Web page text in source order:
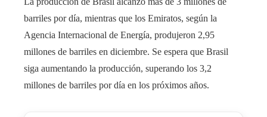
barriles por día, mientras que los Emiratos, según la
Agencia Internacional de Energía, produjeron 2,95
millones de barriles en diciembre. Se espera que Brasil
siga aumentando la producción, superando los 3,2
millones de barriles por día en los próximos años.